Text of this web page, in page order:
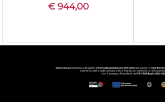
€ 944,00